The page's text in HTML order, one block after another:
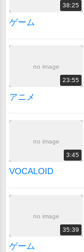
38:25
ゲーム
no image
23:55
アニメ
no image
3:45
VOCALOID
no image
35:39
ゲーム